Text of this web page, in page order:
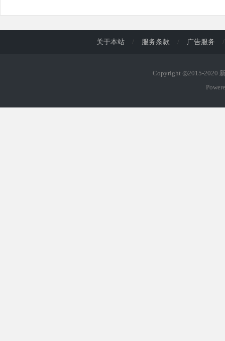
关于本站 / 服务条款 / 广告服务 /
Copyright ◎2015-2020